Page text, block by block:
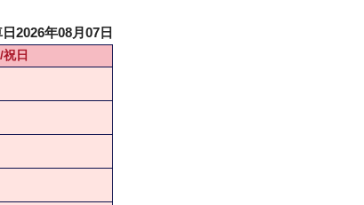
2026年08月07日
祝日